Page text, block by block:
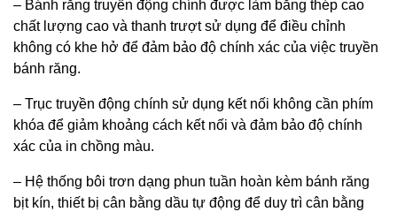
– Bánh răng truyền động chính được làm bằng thép cao
chất lượng cao và thanh trượt sử dụng để điều chỉnh
không có khe hở để đảm bảo độ chính xác của việc truyền
bánh răng.
– Trục truyền động chính sử dụng kết nối không cần phím
khóa để giảm khoảng cách kết nối và đảm bảo độ chính
xác của in chồng màu.
– Hệ thống bôi trơn dạng phun tuần hoàn kèm bánh răng
bịt kín, thiết bị cân bằng dầu tự động để duy trì cân bằng